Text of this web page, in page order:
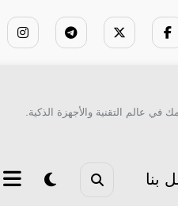
في عالم التقنية والأجهزة الذكية.
بنا